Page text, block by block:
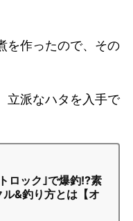
を作ったので、その
立派なハタを入手で
ロック｣で爆釣!?素
&釣り方とは【オ